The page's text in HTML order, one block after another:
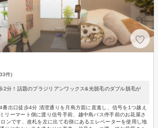
件)
2分！話題のブラジリアンワックス&光脱毛のダブル脱毛が
番出口徒歩4分 清澄通りを月島方面に直進し、信号を1つ越え
リーマート側に渡り信号手前、越中島バス停手前のお花屋さ
ンです、改札を左に出て右側にあるエレベーターを使用し地